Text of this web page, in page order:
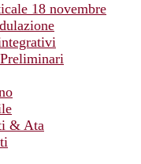
18 novembre
& Ata